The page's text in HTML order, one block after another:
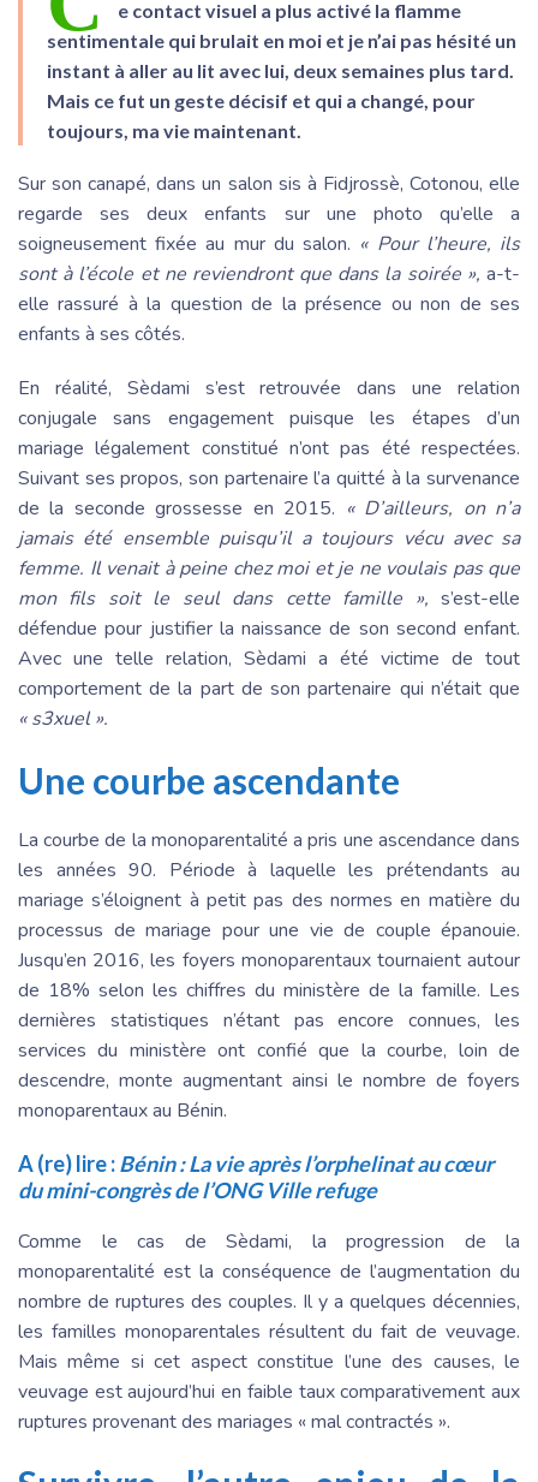
e contact visuel a plus activé la flamme
sentimentale qui brulait en moi et je n’ai pas hésité un
instant à aller au lit avec lui, deux semaines plus tard.
Mais ce fut un geste décisif et qui a changé, pour
toujours, ma vie maintenant.
Sur son canapé, dans un salon sis à Fidjrossè, Cotonou, elle
regarde ses deux enfants sur une photo qu’elle a
soigneusement fixée au mur du salon. « Pour l’heure, ils
sont à l’école et ne reviendront que dans la soirée », a-t-
elle rassuré à la question de la présence ou non de ses
enfants à ses côtés.
En réalité, Sèdami s’est retrouvée dans une relation
conjugale sans engagement puisque les étapes d’un
mariage légalement constitué n’ont pas été respectées.
Suivant ses propos, son partenaire l’a quitté à la survenance
de la seconde grossesse en 2015. « D’ailleurs, on n’a
jamais été ensemble puisqu’il a toujours vécu avec sa
femme. Il venait à peine chez moi et je ne voulais pas que
mon fils soit le seul dans cette famille », s’est-elle
défendue pour justifier la naissance de son second enfant.
Avec une telle relation, Sèdami a été victime de tout
comportement de la part de son partenaire qui n’était que
« s3xuel ».
Une courbe ascendante
La courbe de la monoparentalité a pris une ascendance dans
les années 90. Période à laquelle les prétendants au
mariage s’éloignent à petit pas des normes en matière du
processus de mariage pour une vie de couple épanouie.
Jusqu’en 2016, les foyers monoparentaux tournaient autour
de 18% selon les chiffres du ministère de la famille. Les
dernières statistiques n’étant pas encore connues, les
services du ministère ont confié que la courbe, loin de
descendre, monte augmentant ainsi le nombre de foyers
monoparentaux au Bénin.
A (re) lire :Bénin : La vie après l’orphelinat au cœur
du mini-congrès de l’ONG Ville refuge
Comme le cas de Sèdami, la progression de la
monoparentalité est la conséquence de l’augmentation du
nombre de ruptures des couples. Il y a quelques décennies,
les familles monoparentales résultent du fait de veuvage.
Mais même si cet aspect constitue l’une des causes, le
veuvage est aujourd’hui en faible taux comparativement aux
ruptures provenant des mariages « mal contractés ».